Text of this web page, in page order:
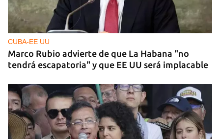
MÚSICA
Un público enamorado de Celia Cruz desafía la
censura en un homenaje en La Habana
CUBA-EE UU
Marco Rubio advierte de que La Habana "no
tendrá escapatoria" y que EE UU será implacable